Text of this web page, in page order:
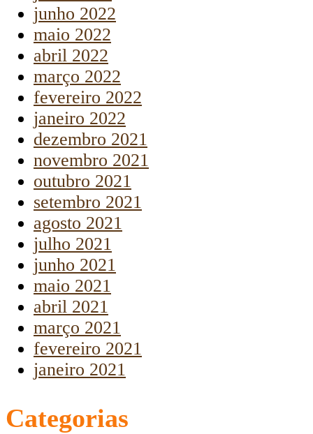
junho 2022
maio 2022
abril 2022
março 2022
fevereiro 2022
janeiro 2022
dezembro 2021
novembro 2021
outubro 2021
setembro 2021
agosto 2021
julho 2021
junho 2021
maio 2021
abril 2021
março 2021
fevereiro 2021
janeiro 2021
Categorias